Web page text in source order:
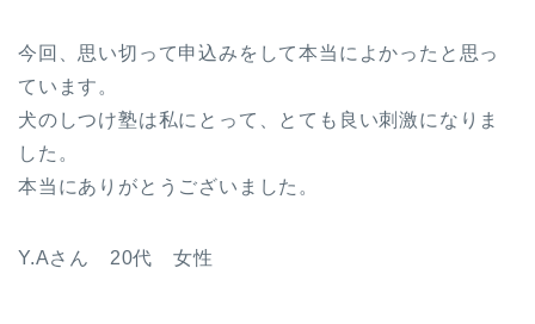
今回、思い切って申込みをして本当によかったと思っ
ています。
犬のしつけ塾は私にとって、とても良い刺激になりま
した。
本当にありがとうございました。
Y.Aさん 20代 女性